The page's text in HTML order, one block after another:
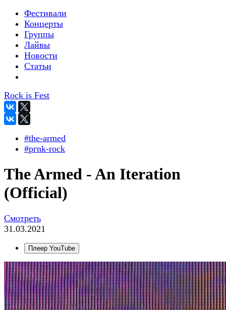
Фестивали
Концерты
Группы
Лайвы
Новости
Статьи
Rock is Fest
#the-armed
#pгnk-roсk
The Armed - An Iteration
(Official)
Смотреть
31.03.2021
Плеер YouTube